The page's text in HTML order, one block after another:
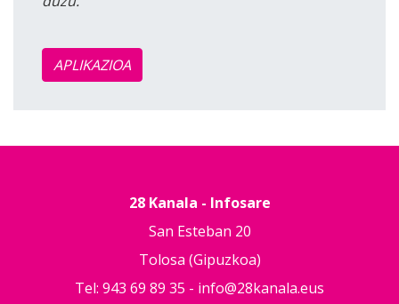
APLIKAZIOA
28 Kanala - Infosare
San Esteban 20
Tolosa (Gipuzkoa)
Tel: 943 69 89 35 - info@28kanala.eus